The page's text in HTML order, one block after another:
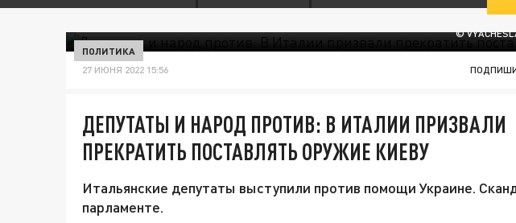
©
ПОЛИТИКА
27 ИЮНЯ 2022 15:56
ДЕПУТАТЫ И НАРОД ПРОТИВ: В ИТАЛИИ ПРИЗВАЛИ
ПРЕКРАТИТЬ ПОСТАВЛЯТЬ ОРУЖИЕ КИЕВУ
Итальянские депутаты выступили против помощи Украине.
парламенте.